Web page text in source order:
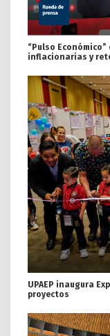
“Pulso Económico”
inflacionarias y
UPAEP inaugura
proyectos